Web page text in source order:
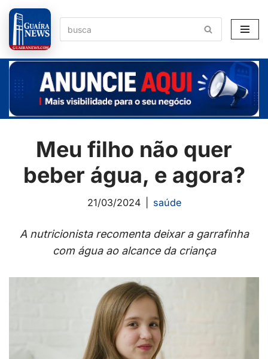
Pular
para
o
conteúdo
Meu filho não quer
beber água, e agora?
21/03/2024 saúde
A nutricionista recomenta deixar a garrafinha
com água ao alcance da criança